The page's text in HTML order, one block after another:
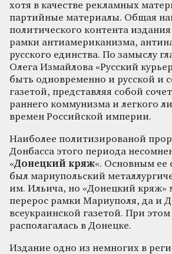
хотя в качестве рекламных
партийные материалы. Общая
политического контента
рамки антиамериканизма,
русского единства. По замыслу
Олега Измайлова «Русский
быть одновременно и русской и
газетой, представляя собой
раннего коммунизма и легкого
времен Российской империи.
Наиболее политизированой
Донбасса этого периода
«Донецкий кряж«. Основным ее
был мариупольский
им. Ильича, но «Донецкий кряж»
перерос рамки Мариуполя, да и
всеукраинской газетой. При
располагалась в Донецке.
Издание одно из немногих в